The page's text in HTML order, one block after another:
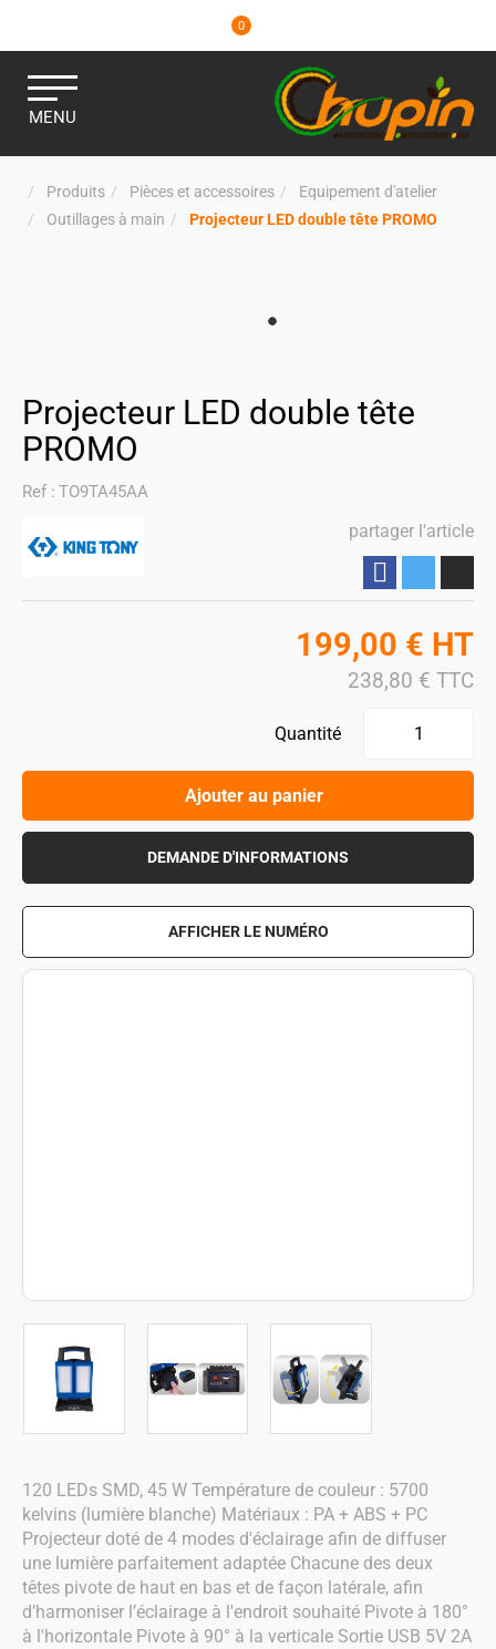
0
MENU
Produits Pièces et accessoires
Equipement d'atelier
Outillages à main
Projecteur LED double tête PROMO
Projecteur LED double tête
PROMO
Ref : TO9TA45AA
partager l'article
120 LEDs SMD, 45 W Température de couleur : 5700
kelvins (lumière blanche) Matériaux : PA + ABS + PC
Projecteur doté de 4 modes d'éclairage afin de diffuser
une lumière parfaitement adaptée Chacune des deux
têtes pivote de haut en bas et de façon latérale, afin
d’harmoniser l’éclairage à l'endroit souhaité Pivote à 180°
à l'horizontale Pivote à 90° à la verticale Sortie USB 5V 2A
199,00 € HT
238,80 € TTC
Quantité
Ajouter au panier
DEMANDE D'INFORMATIONS
AFFICHER LE NUMÉRO